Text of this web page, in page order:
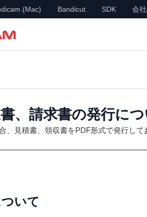
(Mac) Bandicut SDK 会
、請求書の発行に
、見積書、領収書をPDF形式で発行し
いて